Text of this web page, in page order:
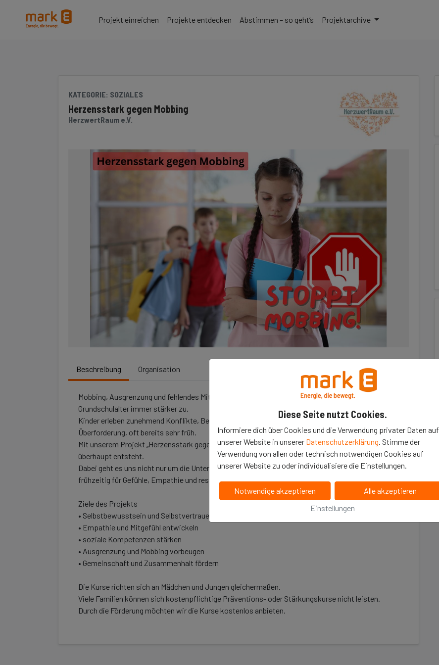
Seite
Diese Seite nutzt Cookies.
Informiere dich über Cookies und die Verwendung privater Daten auf
unserer Website in unserer Datenschutzerklärung. Stimme der
Verwendung von allen oder technisch notwendigen Cookies auf
unserer Website zu oder individualisiere die Einstellungen.
Notwendige akzeptieren
Alle akzeptieren
Einstellungen
Klicken Sie, um die Navigation zu überspringen und zum Hauptteil zu gelangen
Projekt einreichen
Projekte entdecken Abstimmen – so geht’s Projektarchive
KATEGORIE: SOZIALES
Herzensstark gegen Mobbing
HerzwertRaum e.V.
Beschreibung Organisation
Mobbing, Ausgrenzung und fehlendes Mitgefühl nehmen bereits im Kindergarten- und
Grundschulalter immer stärker zu.
Kinder erleben zunehmend Konflikte, Beleidigungen, Unsicherheiten und emotionale
Überforderung, oft bereits sehr früh.
Mit unserem Projekt „Herzensstark gegen Mobbing“ möchten wir Kinder stärken, bevor Mobbing
überhaupt entsteht.
Dabei geht es uns nicht nur um die Unterstützung möglicher Opfer, sondern auch darum, Kinder
frühzeitig für Gefühle, Empathie und respektvollen Umgang miteinander zu sensibilisieren.
Ziele des Projekts
• Selbstbewusstsein und Selbstvertrauen fördern
• Empathie und Mitgefühl entwickeln
• soziale Kompetenzen stärken
• Ausgrenzung und Mobbing vorbeugen
• Gemeinschaft und Zusammenhalt fördern
Die Kurse richten sich an Mädchen und Jungen gleichermaßen.
Viele Familien können sich kostenpflichtige Präventions- oder Stärkungskurse nicht leisten.
Durch die Förderung möchten wir die Kurse kostenlos anbieten.